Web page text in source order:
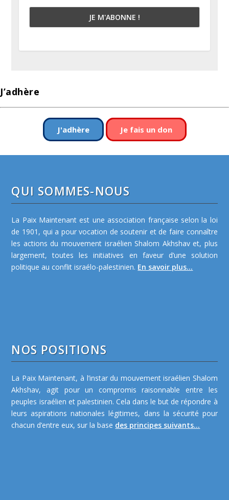
J’adhère
J'adhère Je fais un don
QUI SOMMES-NOUS
La Paix Maintenant est une association française selon la loi
de 1901, qui a pour vocation de soutenir et de faire connaître
les actions du mouvement israélien Shalom Akhshav et, plus
largement, toutes les initiatives en faveur d’une solution
politique au conflit israélo-palestinien. En savoir plus...
NOS POSITIONS
La Paix Maintenant, à l’instar du mouvement israélien Shalom
Akhshav, agit pour un compromis raisonnable entre les
peuples israélien et palestinien. Cela dans le but de répondre à
leurs aspirations nationales légitimes, dans la sécurité pour
chacun d’entre eux, sur la base des principes suivants...